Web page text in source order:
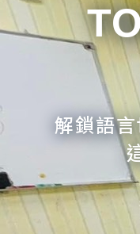
解鎖語